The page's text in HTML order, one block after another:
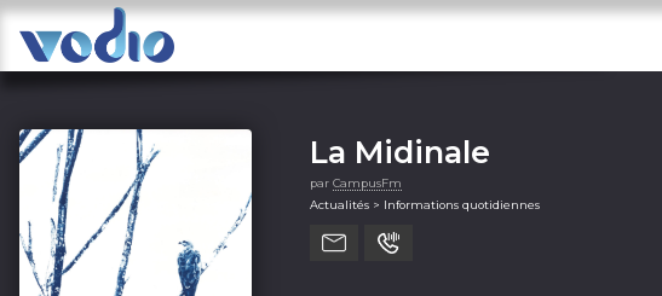
La Midinale
par CampusFm
Actualités > Informations quotidiennes